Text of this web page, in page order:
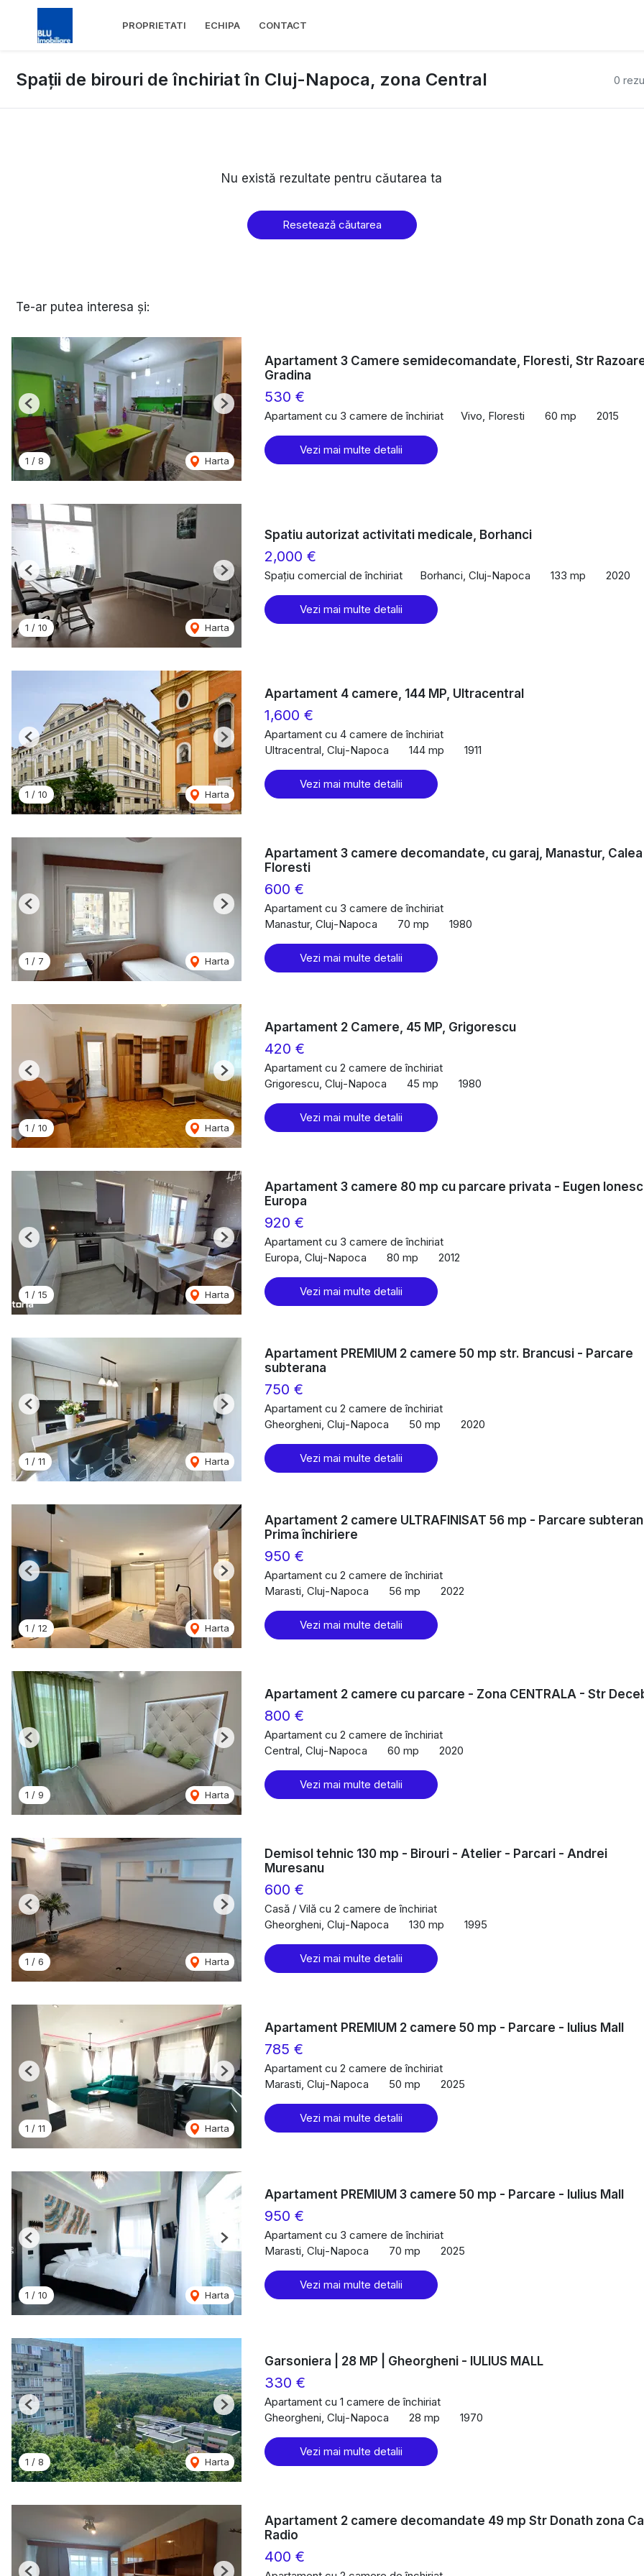
PROPRIETATI ECHIPA CONTACT
0
Spații de birouri de închiriat în Cluj-Napoca, zona Central
Nu există rezultate pentru căutarea ta
Resetează căutarea
Te-ar putea interesa și:
1 / 8 Harta
Previous Next
Apartament 3 Camere semidecomandate, Floresti, Str
Gradina
530 €
Apartament cu 3 camere de închiriat Vivo, Floresti 60 mp 2015
Vezi mai multe detalii
1 / 10 Harta
Previous Next
Spatiu autorizat activitati medicale, Borhanci
2,000 €
Spațiu comercial de închiriat Borhanci, Cluj-Napoca 133 mp 2020
Vezi mai multe detalii
1 / 10 Harta
Previous Next
Apartament 4 camere, 144 MP, Ultracentral
1,600 €
Apartament cu 4 camere de închiriat
Ultracentral, Cluj-Napoca
144 mp 1911
Vezi mai multe detalii
1 / 7 Harta
Previous Next
Apartament 3 camere decomandate, cu garaj, Manastur, Calea
Floresti
600 €
Apartament cu 3 camere de închiriat
Manastur, Cluj-Napoca
70 mp 1980
Vezi mai multe detalii
1 / 10 Harta
Previous Next
Apartament 2 Camere, 45 MP, Grigorescu
420 €
Apartament cu 2 camere de închiriat
Grigorescu, Cluj-Napoca
45 mp 1980
Vezi mai multe detalii
1 / 15 Harta
Previous Next
Apartament 3 camere 80 mp cu parcare privata - Eugen
Europa
920 €
Apartament cu 3 camere de închiriat
Europa, Cluj-Napoca
80 mp 2012
Vezi mai multe detalii
1 / 11 Harta
Previous Next
Apartament PREMIUM 2 camere 50 mp str. Brancusi - Parcare
subterana
750 €
Apartament cu 2 camere de închiriat
Gheorgheni, Cluj-Napoca
50 mp 2020
Vezi mai multe detalii
1 / 12 Harta
Previous Next
Apartament 2 camere ULTRAFINISAT 56 mp - Parcare
Prima închiriere
950 €
Apartament cu 2 camere de închiriat
Marasti, Cluj-Napoca
56 mp 2022
Vezi mai multe detalii
1 / 9 Harta
Previous Next
Apartament 2 camere cu parcare - Zona CENTRALA - Str
800 €
Apartament cu 2 camere de închiriat
Central, Cluj-Napoca
60 mp 2020
Vezi mai multe detalii
1 / 6 Harta
Previous Next
Demisol tehnic 130 mp - Birouri - Atelier - Parcari - Andrei
Muresanu
600 €
Casă / Vilă cu 2 camere de închiriat
Gheorgheni, Cluj-Napoca
130 mp 1995
Vezi mai multe detalii
1 / 11 Harta
Previous Next
Apartament PREMIUM 2 camere 50 mp - Parcare - Iulius Mall
785 €
Apartament cu 2 camere de închiriat
Marasti, Cluj-Napoca
50 mp 2025
Vezi mai multe detalii
1 / 10 Harta
Previous Next
Apartament PREMIUM 3 camere 50 mp - Parcare - Iulius Mall
950 €
Apartament cu 3 camere de închiriat
Marasti, Cluj-Napoca
70 mp 2025
Vezi mai multe detalii
1 / 8 Harta
Previous Next
Garsoniera | 28 MP | Gheorgheni - IULIUS MALL
330 €
Apartament cu 1 camere de închiriat
Gheorgheni, Cluj-Napoca
28 mp 1970
Vezi mai multe detalii
Apartament 2 camere decomandate 49 mp Str Donath zona
Radio
400 €